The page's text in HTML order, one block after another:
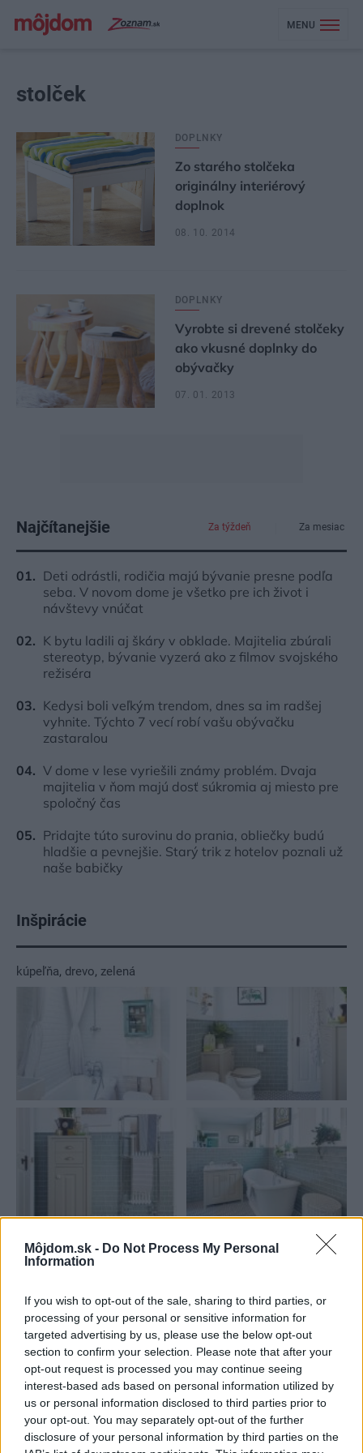
Môjdom.sk - Do Not Process My Personal
Information
If you wish to opt-out of the sale, sharing to third parties, or
processing of your personal or sensitive information for
targeted advertising by us, please use the below opt-out
section to confirm your selection. Please note that after your
opt-out request is processed you may continue seeing
interest-based ads based on personal information utilized by
us or personal information disclosed to third parties prior to
your opt-out. You may separately opt-out of the further
disclosure of your personal information by third parties on the
MENU
stolček
DOPLNKY
Zo starého stolčeka
originálny interiérový
doplnok
08. 10. 2014
DOPLNKY
Vyrobte si drevené stolčeky
ako vkusné doplnky do
obývačky
07. 01. 2013
Najčítanejšie Za týždeň Za mesiac
Deti odrástli, rodičia majú bývanie presne podľa
seba. V novom dome je všetko pre ich život i
návštevy vnúčat
K bytu ladili aj škáry v obklade. Majitelia zbúrali
stereotyp, bývanie vyzerá ako z filmov svojského
režiséra
Kedysi boli veľkým trendom, dnes sa im radšej
vyhnite. Týchto 7 vecí robí vašu obývačku
zastaralou
V dome v lese vyriešili známy problém. Dvaja
majitelia v ňom majú dosť súkromia aj miesto pre
spoločný čas
Pridajte túto surovinu do prania, obliečky budú
hladšie a pevnejšie. Starý trik z hotelov poznali už
naše babičky
Inšpirácie
kúpeľňa, drevo, zelená
Re: Takto sa rieši málo úložného miesta. V tomto byte
stačil jeden prvok | Môjdom.sk
My napríklad labky utierame hneď pri dverách a doma pred dvere
používame tyčový ETA Terier…
Re: Takto sa rieši málo úložného miesta. V tomto byte
stačil jeden prvok | Môjdom.sk
Dizajn je to nádherný, tá brezová preglejka a čisté línie vyzerajú super.
Ale vždy, keď…